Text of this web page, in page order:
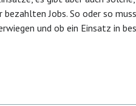
bezahlten Jobs. So oder so
und ob ein Einsatz in